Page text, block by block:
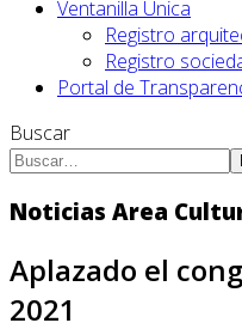
Ventanilla Única
Registro
Registro
Portal de
Buscar
Noticias Area
Aplazado el
2021